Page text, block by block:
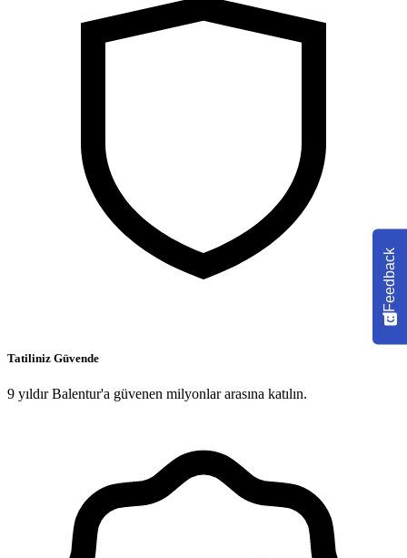
Tatiliniz Güvende
9 yıldır Balentur'a güvenen milyonlar arasına katılın.
Feedback